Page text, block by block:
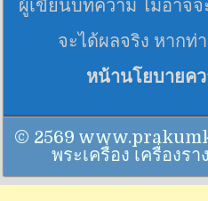
ผู้เขียนบทความ ไม่อาจ
จะได้ผลจริง หาก
หน้านโยบายค
© 2569
พระเครื่อง เครื่องร